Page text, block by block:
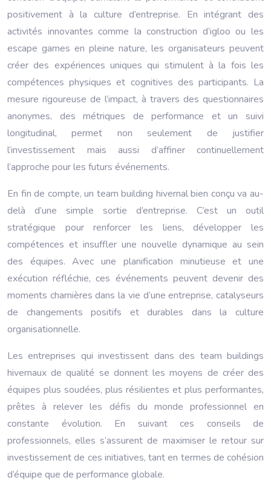
positivement à la culture d’entreprise. En intégrant des
activités innovantes comme la construction d’igloo ou les
escape games en pleine nature, les organisateurs peuvent
créer des expériences uniques qui stimulent à la fois les
compétences physiques et cognitives des participants. La
mesure rigoureuse de l’impact, à travers des questionnaires
anonymes, des métriques de performance et un suivi
longitudinal, permet non seulement de justifier
l’investissement mais aussi d’affiner continuellement
l’approche pour les futurs événements.
En fin de compte, un team building hivernal bien conçu va au-
delà d’une simple sortie d’entreprise. C’est un outil
stratégique pour renforcer les liens, développer les
compétences et insuffler une nouvelle dynamique au sein
des équipes. Avec une planification minutieuse et une
exécution réfléchie, ces événements peuvent devenir des
moments charnières dans la vie d’une entreprise, catalyseurs
de changements positifs et durables dans la culture
organisationnelle.
Les entreprises qui investissent dans des team buildings
hivernaux de qualité se donnent les moyens de créer des
équipes plus soudées, plus résilientes et plus performantes,
prêtes à relever les défis du monde professionnel en
constante évolution. En suivant ces conseils de
professionnels, elles s’assurent de maximiser le retour sur
investissement de ces initiatives, tant en termes de cohésion
d’équipe que de performance globale.